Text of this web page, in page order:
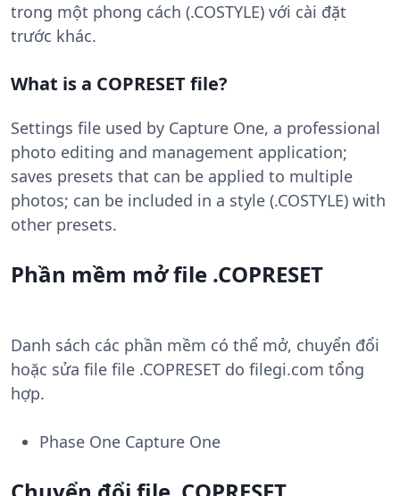
trong một phong cách (.COSTYLE) với cài đặt
trước khác.
What is a COPRESET file?
Settings file used by Capture One, a professional
photo editing and management application;
saves presets that can be applied to multiple
photos; can be included in a style (.COSTYLE) with
other presets.
Phần mềm mở file .COPRESET
Danh sách các phần mềm có thể mở, chuyển đổi
hoặc sửa file file .COPRESET do filegi.com tổng
hợp.
Phase One Capture One